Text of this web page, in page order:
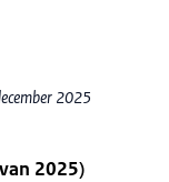
2025
2025)